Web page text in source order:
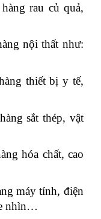
rau củ quả,
nội thất như:
thiết bị y tế,
sắt thép, vật
hóa chất, cao
máy tính, điện
nhìn…